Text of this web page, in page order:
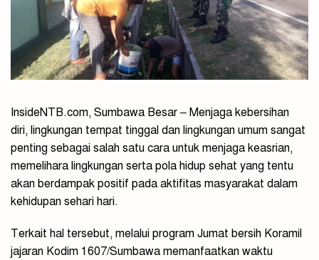
InsideNTB.com, Sumbawa Besar – Menjaga kebersihan
diri, lingkungan tempat tinggal dan lingkungan umum sangat
penting sebagai salah satu cara untuk menjaga keasrian,
memelihara lingkungan serta pola hidup sehat yang tentu
akan berdampak positif pada aktifitas masyarakat dalam
kehidupan sehari hari.
Terkait hal tersebut, melalui program Jumat bersih Koramil
jajaran Kodim 1607/Sumbawa memanfaatkan waktu